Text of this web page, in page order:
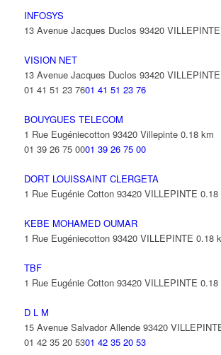
INFOSYS
13 Avenue Jacques Duclos 93420 VILLEPINTE
VISION NET
13 Avenue Jacques Duclos 93420 VILLEPINTE
01 41 51 23 7601 41 51 23 76
BOUYGUES TELECOM
1 Rue Eugéniecotton 93420 Villepinte 0.18 km
01 39 26 75 0001 39 26 75 00
DORT LOUISSAINT CLERGETA
1 Rue Eugénie Cotton 93420 VILLEPINTE 0.18
KEBE MOHAMED OUMAR
1 Rue Eugéniecotton 93420 VILLEPINTE 0.18
TBF
1 Rue Eugénie Cotton 93420 VILLEPINTE 0.18
D L M
15 Avenue Salvador Allende 93420
01 42 35 20 5301 42 35 20 53